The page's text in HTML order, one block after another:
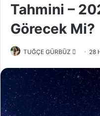
Tahmini –
Görecek Mi?
TUĞÇE GÜRBÜZ
posta
28